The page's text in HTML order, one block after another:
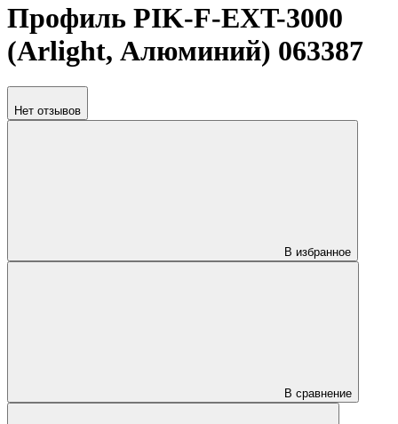
Профиль PIK-F-EXT-3000
(Arlight, Алюминий) 063387
Нет отзывов
В избранное
В сравнение